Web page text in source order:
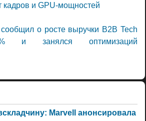
кадров и GPU-мощностей
о росте выручки B2B Tech
и занялся оптимизаций
Marvell анонсировала